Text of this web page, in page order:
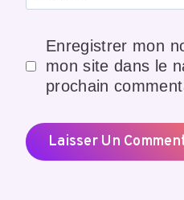
Enregistrer mon
mon site dans le
prochain